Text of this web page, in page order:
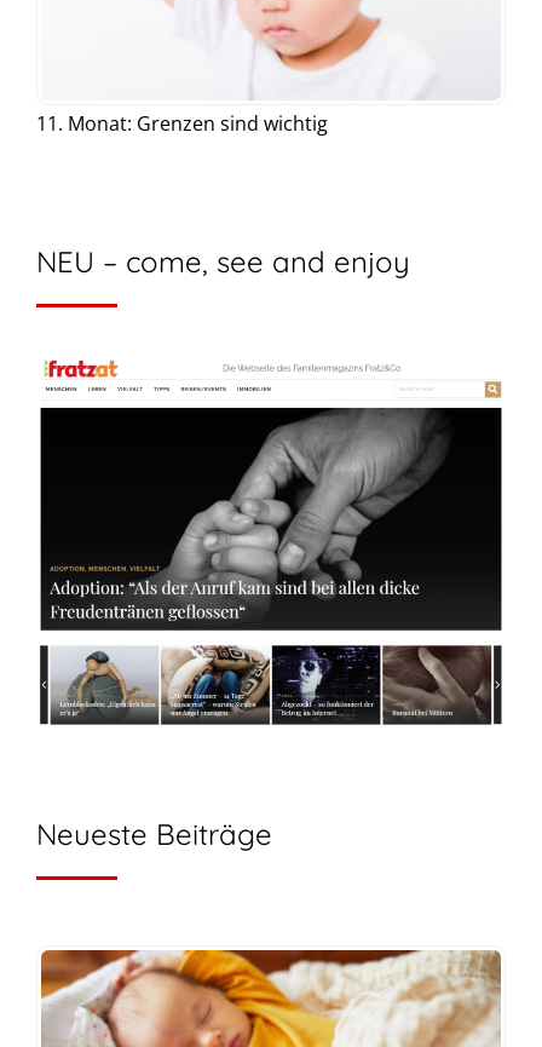
11. Monat: Grenzen sind wichtig
NEU – come, see and enjoy
Neueste Beiträge